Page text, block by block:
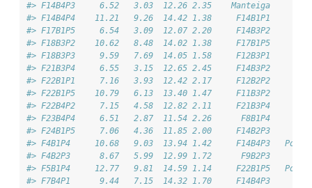
#> F14B4P3     6.52   3.03  12.26 2.35    Manteiga
#> F14B4P4    11.21   9.26  14.42 1.38     F14B1P1
#> F17B1P5     6.54   3.09  12.07 2.20     F14B3P2
#> F18B3P2    10.62   8.48  14.02 1.38     F17B1P5
#> F18B3P3     9.59   7.69  14.05 1.58     F12B3P1
#> F21B3P4     6.55   3.15  12.65 2.45     F14B3P2
#> F22B1P1     7.16   3.93  12.42 2.17     F12B2P2
#> F22B1P5    10.79   6.13  13.40 1.47     F11B3P2
#> F22B4P2     7.15   4.58  12.82 2.11     F21B3P4
#> F23B4P4     6.51   2.87  11.54 2.26      F8B1P4
#> F24B1P5     7.06   4.36  11.85 2.00     F14B2P3
#> F4B1P4     10.68   9.03  13.94 1.42     F14B4P3
#> F4B2P3      8.67   5.99  12.99 1.72      F9B2P3
#> F5B1P4     12.77   9.81  14.59 1.14     F22B1P5
#> F7B4P1      9.44   7.15  14.32 1.70     F14B4P3